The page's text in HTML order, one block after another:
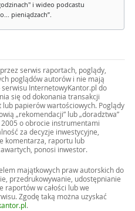
i wideo podcastu
pieniądzach”.
serwis raportach, poglądy,
poglądów autorów i nie mają
InternetowyKantor.pl do
się od dokonania transakcji
papierów wartościowych. Poglądy
„rekomendacji” lub „doradztwa”
o obrocie instrumentami
za decyzje inwestycyjne,
komentarza, raportu lub
ponosi inwestor.
majątkowych praw autorskich do
przedrukowywanie, udostępnianie
raportów w całości lub we
Zgodę taką można uzyskać
.